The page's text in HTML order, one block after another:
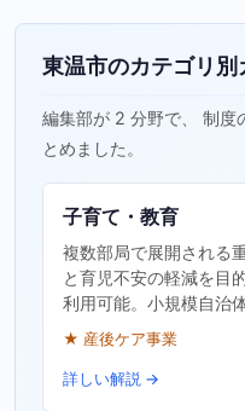
東温市のカテゴリ別
編集部が 2 分野で、 制度
とめました。
子育て・教育
複数部局で展開される
と育児不安の軽減を目
利用可能。小規模自治
★ 産後ケア事業
詳しい解説 →